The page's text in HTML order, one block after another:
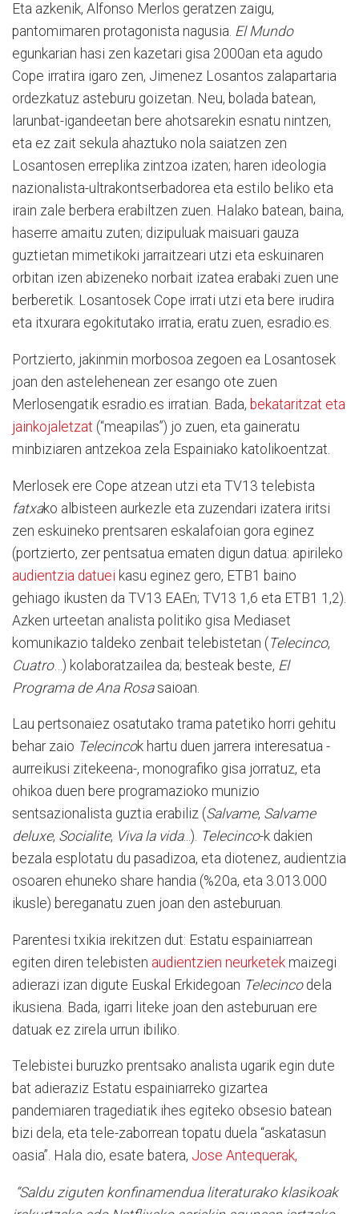
Eta azkenik, Alfonso Merlos geratzen zaigu,
pantomimaren protagonista nagusia. El Mundo
egunkarian hasi zen kazetari gisa 2000an eta agudo
Cope irratira igaro zen, Jimenez Losantos zalapartaria
ordezkatuz asteburu goizetan. Neu, bolada batean,
larunbat-igandeetan bere ahotsarekin esnatu nintzen,
eta ez zait sekula ahaztuko nola saiatzen zen
Losantosen erreplika zintzoa izaten; haren ideologia
nazionalista-ultrakontserbadorea eta estilo beliko eta
irain zale berbera erabiltzen zuen. Halako batean, baina,
haserre amaitu zuten; dizipuluak maisuari gauza
guztietan mimetikoki jarraitzeari utzi eta eskuinaren
orbitan izen abizeneko norbait izatea erabaki zuen une
berberetik. Losantosek Cope irrati utzi eta bere irudira
eta itxurara egokitutako irratia, eratu zuen, esradio.es.
Portzierto, jakinmin morbosoa zegoen ea Losantosek
joan den astelehenean zer esango ote zuen
Merlosengatik esradio.es irratian. Bada, bekataritzat eta
jainkojaletzat (“meapilas”) jo zuen, eta gaineratu
minbiziaren antzekoa zela Espainiako katolikoentzat.
Merlosek ere Cope atzean utzi eta TV13 telebista
fatxako albisteen aurkezle eta zuzendari izatera iritsi
zen eskuineko prentsaren eskalafoian gora eginez
(portzierto, zer pentsatua ematen digun datua: apirileko
audientzia datuei kasu eginez gero, ETB1 baino
gehiago ikusten da TV13 EAEn; TV13 1,6 eta ETB1 1,2).
Azken urteetan analista politiko gisa Mediaset
komunikazio taldeko zenbait telebistetan (Telecinco,
Cuatro…) kolaboratzailea da; besteak beste, El
Programa de Ana Rosasaioan.
Lau pertsonaiez osatutako trama patetiko horri gehitu
behar zaio Telecincok hartu duen jarrera interesatua -
aurreikusi zitekeena-, monografiko gisa jorratuz, eta
ohikoa duen bere programazioko munizio
sentsazionalista guztia erabiliz (Salvame, Salvame
deluxe, Socialite, Viva la vida...). Telecinco-k dakien
bezala esplotatu du pasadizoa, eta diotenez, audientzia
osoaren ehuneko share handia (%20a, eta 3.013.000
ikusle) bereganatu zuen joan den asteburuan.
Parentesi txikia irekitzen dut: Estatu espainiarrean
egiten diren telebisten audientzien neurketek maizegi
adierazi izan digute Euskal Erkidegoan Telecincodela
ikusiena. Bada, igarri liteke joan den asteburuan ere
datuak ez zirela urrun ibiliko.
Telebistei buruzko prentsako analista ugarik egin dute
bat adieraziz Estatu espainiarreko gizartea
pandemiaren tragediatik ihes egiteko obsesio batean
bizi dela, eta tele-zaborrean topatu duela “askatasun
oasia”. Hala dio, esate batera, Jose Antequerak,
“Saldu ziguten konfinamendua literaturako klasikoak